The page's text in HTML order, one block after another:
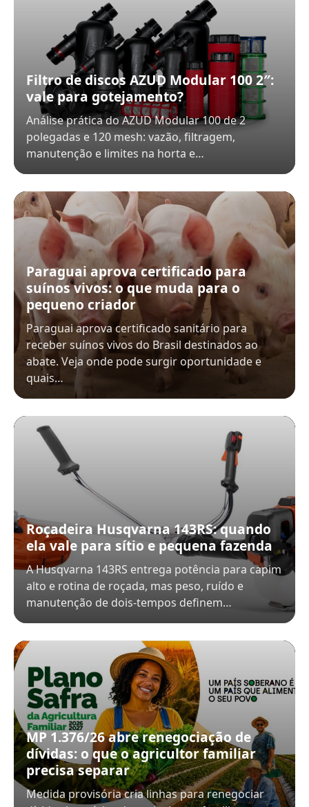
Filtro de discos AZUD Modular 100 2″:
vale para gotejamento?
Análise prática do AZUD Modular 100 de 2
polegadas e 120 mesh: vazão, filtragem,
manutenção e limites na horta e…
Paraguai aprova certificado para
suínos vivos: o que muda para o
pequeno criador
Paraguai aprova certificado sanitário para
receber suínos vivos do Brasil destinados ao
abate. Veja onde pode surgir oportunidade e
quais…
Roçadeira Husqvarna 143RS: quando
ela vale para sítio e pequena fazenda
A Husqvarna 143RS entrega potência para capim
alto e rotina de roçada, mas peso, ruído e
manutenção de dois-tempos definem…
MP 1.376/26 abre renegociação de
dívidas: o que o agricultor familiar
precisa separar
Medida provisória cria linhas para renegociar